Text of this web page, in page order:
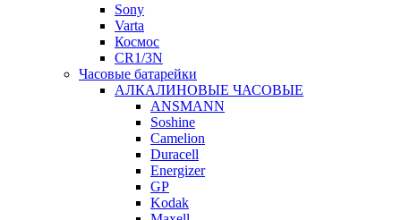
Sony
Varta
Космос
CR1/3N
Часовые батарейки
АЛКАЛИНОВЫЕ ЧАСОВЫЕ
ANSMANN
Soshine
Camelion
Duracell
Energizer
GP
Kodak